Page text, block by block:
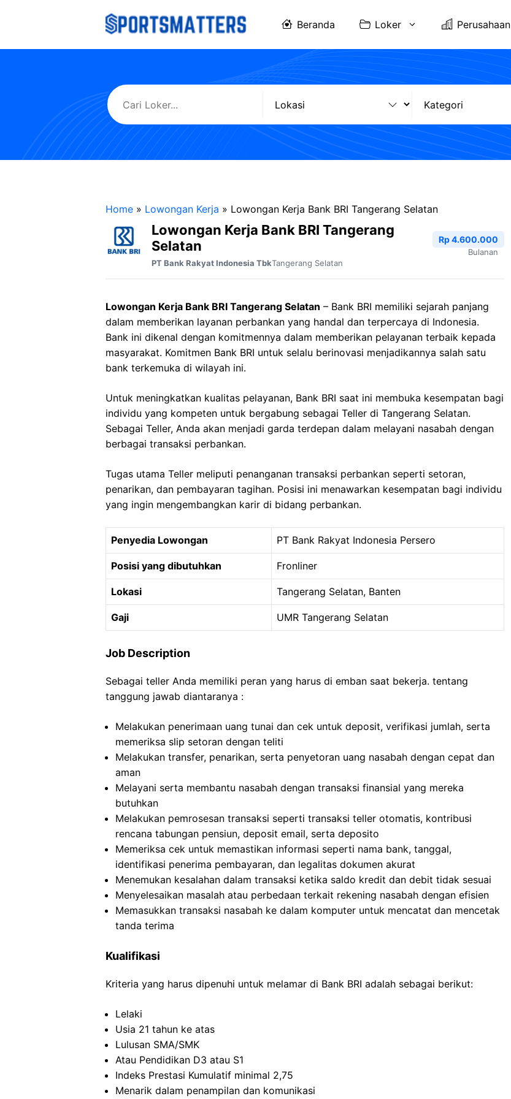
Beranda Loker Perusahaan
Home » Lowongan Kerja » Lowongan Kerja Bank BRI Tangerang Selatan
Lowongan Kerja Bank BRI Tangerang
Selatan
PT Bank Rakyat Indonesia TbkTangerang Selatan
Rp 4.600.000
Bulanan
Lowongan Kerja Bank BRI Tangerang Selatan – Bank BRI memiliki sejarah panjang
dalam memberikan layanan perbankan yang handal dan terpercaya di Indonesia.
Bank ini dikenal dengan komitmennya dalam memberikan pelayanan terbaik kepada
masyarakat. Komitmen Bank BRI untuk selalu berinovasi menjadikannya salah satu
bank terkemuka di wilayah ini.
Untuk meningkatkan kualitas pelayanan, Bank BRI saat ini membuka kesempatan bagi
individu yang kompeten untuk bergabung sebagai Teller di Tangerang Selatan.
Sebagai Teller, Anda akan menjadi garda terdepan dalam melayani nasabah dengan
berbagai transaksi perbankan.
Tugas utama Teller meliputi penanganan transaksi perbankan seperti setoran,
penarikan, dan pembayaran tagihan. Posisi ini menawarkan kesempatan bagi individu
yang ingin mengembangkan karir di bidang perbankan.
Penyedia Lowongan PT Bank Rakyat Indonesia Persero
Posisi yang dibutuhkan Fronliner
Lokasi Tangerang Selatan, Banten
Gaji UMR Tangerang Selatan
Job Description
Sebagai teller Anda memiliki peran yang harus di emban saat bekerja. tentang
tanggung jawab diantaranya :
Melakukan penerimaan uang tunai dan cek untuk deposit, verifikasi jumlah, serta
memeriksa slip setoran dengan teliti
Melakukan transfer, penarikan, serta penyetoran uang nasabah dengan cepat dan
aman
Melayani serta membantu nasabah dengan transaksi finansial yang mereka
butuhkan
Melakukan pemrosesan transaksi seperti transaksi teller otomatis, kontribusi
rencana tabungan pensiun, deposit email, serta deposito
Memeriksa cek untuk memastikan informasi seperti nama bank, tanggal,
identifikasi penerima pembayaran, dan legalitas dokumen akurat
Menemukan kesalahan dalam transaksi ketika saldo kredit dan debit tidak sesuai
Menyelesaikan masalah atau perbedaan terkait rekening nasabah dengan efisien
Memasukkan transaksi nasabah ke dalam komputer untuk mencatat dan mencetak
tanda terima
Kualifikasi
Kriteria yang harus dipenuhi untuk melamar di Bank BRI adalah sebagai berikut:
Lelaki
Usia 21 tahun ke atas
Lulusan SMA/SMK
Atau Pendidikan D3 atau S1
Indeks Prestasi Kumulatif minimal 2,75
Menarik dalam penampilan dan komunikasi